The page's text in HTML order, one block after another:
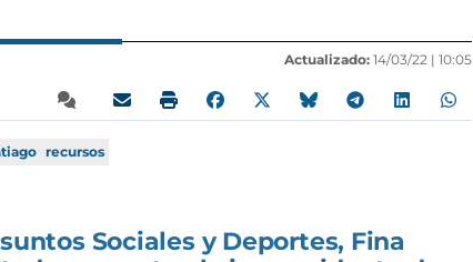
Actualizado: 14/03/22 | 10:05
recursos
Sociales y Deportes, Fina